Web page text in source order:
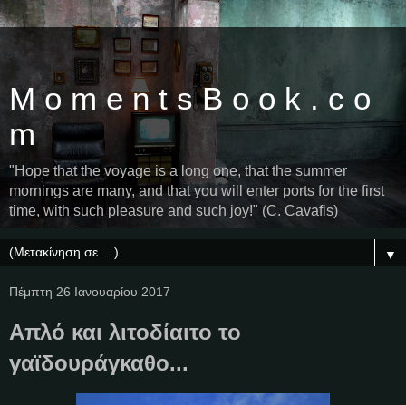
M o m e n t s B o o k . c o
m
"Hope that the voyage is a long one, that the summer
mornings are many, and that you will enter ports for the first
time, with such pleasure and such joy!" (C. Cavafis)
▼
Πέμπτη 26 Ιανουαρίου 2017
Απλό και λιτοδίαιτο το
γαϊδουράγκαθο...